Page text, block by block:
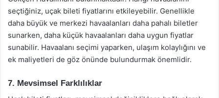
seçtiğiniz, uçak bileti fiyatlarını etkileyebilir. Genellikle
daha büyük ve merkezi havaalanları daha pahalı biletler
sunarken, daha küçük havaalanları daha uygun fiyatlar
sunabilir. Havaalanı seçimi yaparken, ulaşım kolaylığını ve
ek maliyetleri de göz önünde bulundurmak önemlidir.
7. Mevsimsel Farklılıklar